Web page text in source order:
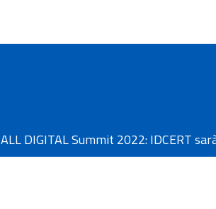
ALL DIGITAL Summit 2022: IDCERT